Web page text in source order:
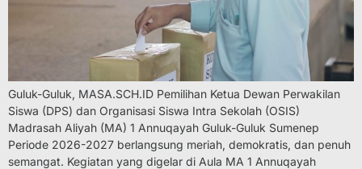
Guluk-Guluk, MASA.SCH.ID Pemilihan Ketua Dewan Perwakilan
Siswa (DPS) dan Organisasi Siswa Intra Sekolah (OSIS)
Madrasah Aliyah (MA) 1 Annuqayah Guluk-Guluk Sumenep
Periode 2026-2027 berlangsung meriah, demokratis, dan penuh
semangat. Kegiatan yang digelar di Aula MA 1 Annuqayah